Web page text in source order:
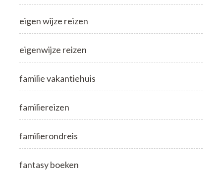
eigen wijze reizen
eigenwijze reizen
familie vakantiehuis
familiereizen
familierondreis
fantasy boeken